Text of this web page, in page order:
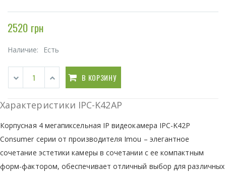
2520 грн
Наличие: Есть
В КОРЗИНУ
Характеристики IPC-K42AP
Корпусная 4 мегапиксельная IP видеокамера IPC-K42P
Consumer серии от производителя Imou – элегантное
сочетание эстетики камеры в сочетании с ее компактным
форм-фактором, обеспечивает отличный выбор для различных